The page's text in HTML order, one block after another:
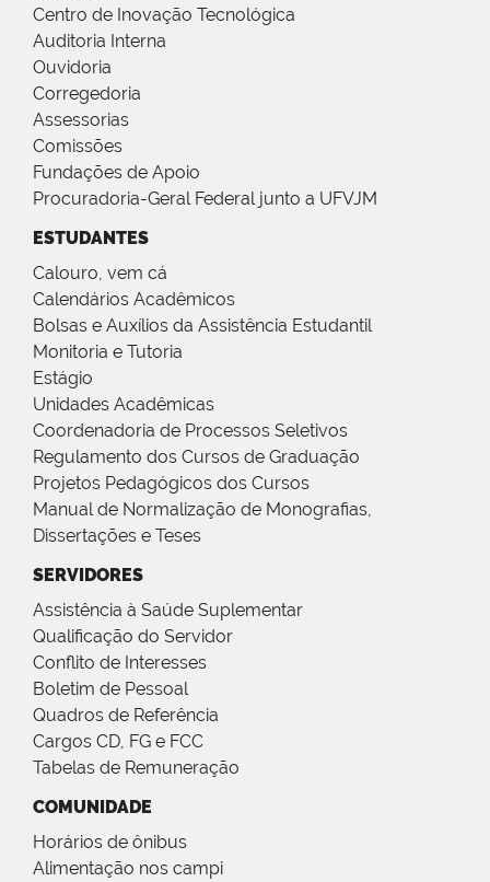
Centro de Inovação Tecnológica
Auditoria Interna
Ouvidoria
Corregedoria
Assessorias
Comissões
Fundações de Apoio
Procuradoria-Geral Federal junto a UFVJM
ESTUDANTES
Calouro, vem cá
Calendários Acadêmicos
Bolsas e Auxílios da Assistência Estudantil
Monitoria e Tutoria
Estágio
Unidades Acadêmicas
Coordenadoria de Processos Seletivos
Regulamento dos Cursos de Graduação
Projetos Pedagógicos dos Cursos
Manual de Normalização de Monografias,
Dissertações e Teses
SERVIDORES
Assistência à Saúde Suplementar
Qualificação do Servidor
Conflito de Interesses
Boletim de Pessoal
Quadros de Referência
Cargos CD, FG e FCC
Tabelas de Remuneração
COMUNIDADE
Horários de ônibus
Alimentação nos campi